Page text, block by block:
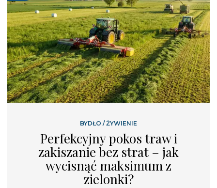
BYDŁO /ŻYWIENIE
Perfekcyjny pokos traw i
zakiszanie bez strat – jak
wycisnąć maksimum z
zielonki?